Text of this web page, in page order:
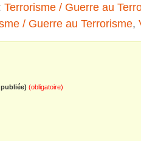
Terrorisme / Guerre au
/ Guerre au Terrorisme,
(obligatoire)